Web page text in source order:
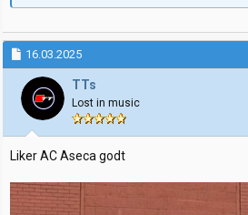
16.03.2025
TTs
Lost in music
Liker AC Aseca godt